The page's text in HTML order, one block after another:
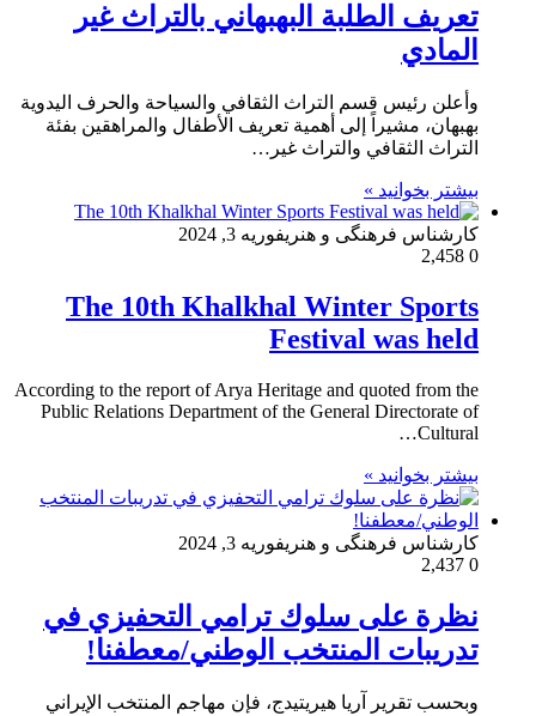
تعريف الطلبة البهبهاني بالتراث غير
المادي
وأعلن رئيس قسم التراث الثقافي والسياحة والحرف اليدوية
بهبهان، مشيراً إلى أهمية تعريف الأطفال والمراهقين بفئة
التراث الثقافي والتراث غير…
بیشتر بخوانید »
کارشناس فرهنگی و هنریفوریه 3, 2024
0
The 10th Khalkhal Winter Sports
Festival was held
According to the report of Arya Heritage and quoted from the
Public Relations Department of the General Directorate of
Cultural…
بیشتر بخوانید »
کارشناس فرهنگی و هنریفوریه 3, 2024
0
نظرة على سلوك ترامي التحفيزي في
تدريبات المنتخب الوطني/معطفنا!
وبحسب تقرير آريا هيريتيدج، فإن مهاجم المنتخب الإيراني